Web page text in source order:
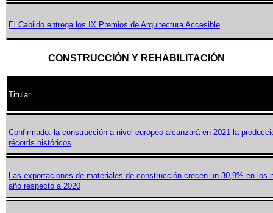
El Cabildo entrega los IX Premios de Arquitectura Accesible
CONSTRUCCIÓN Y REHABILITACIÓN
Titular
Confirmado: la construcción a nivel europeo alcanzará en 2021 la
récords históricos
Las exportaciones de materiales de construcción crecen un 30,9% en los
año respecto a 2020